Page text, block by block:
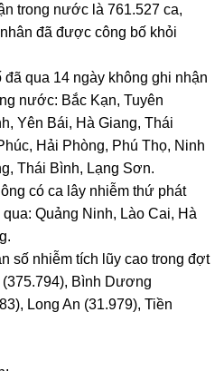
trong nước là 761.527 ca,
đã được công bố khỏi
qua 14 ngày không ghi nhận
nước: Bắc Kạn, Tuyên
Yên Bái, Hà Giang, Thái
Hải Phòng, Phú Thọ, Ninh
Thái Bình, Lạng Sơn.
có ca lây nhiễm thứ phát
Quảng Ninh, Lào Cai, Hà
số nhiễm tích lũy cao trong đợt
Bình Dương
Long An (31.979), Tiền